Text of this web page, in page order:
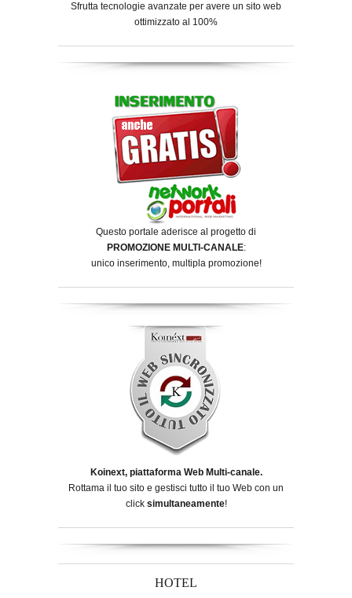
Sfrutta tecnologie avanzate per avere un sito web
ottimizzato al 100%
Questo portale aderisce al progetto di
PROMOZIONE MULTI-CANALE:
unico inserimento, multipla promozione!
Koinext, piattaforma Web Multi-canale.
Rottama il tuo sito e gestisci tutto il tuo Web con un
click simultaneamente!
HOTEL